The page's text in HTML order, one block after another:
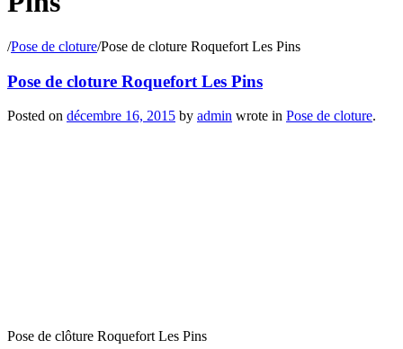
/Pose de cloture/Pose de cloture Roquefort Les Pins
Pose de cloture Roquefort Les Pins
Posted on décembre 16, 2015 by admin wrote in Pose de cloture.
Pose de clôture Roquefort Les Pins